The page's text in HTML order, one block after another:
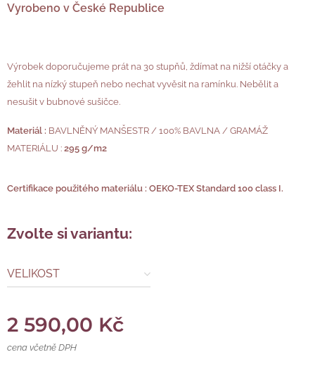
Vyrobeno v České Republice
Výrobek doporučujeme prát na 30 stupňů, ždímat na nižší otáčky a
žehlit na nízký stupeň nebo nechat vyvěsit na ramínku. Nebělit a
nesušit v bubnové sušičce.
Materiál : BAVLNĚNÝ MANŠESTR / 100% BAVLNA / GRAMÁŽ
MATERIÁLU : 295 g/m2
Certifikace použitého materiálu : OEKO-TEX Standard 100 class I.
Zvolte si variantu:
VELIKOST
2 590,00 Kč
cena včetně DPH